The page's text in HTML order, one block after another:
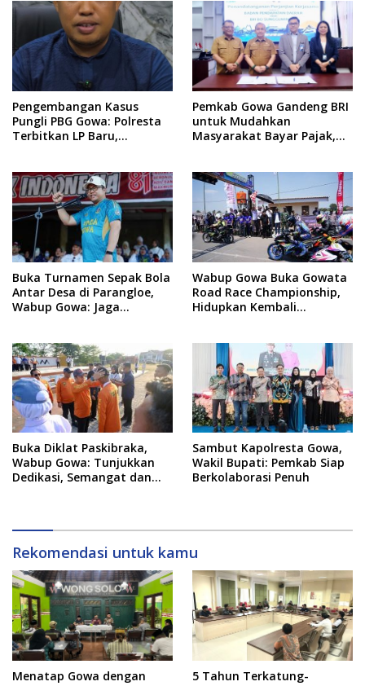
Baru
Pengembangan Kasus
Pungli PBG Gowa: Polresta
Terbitkan LP Baru,
Pemkab Gowa Gandeng BRI
untuk Mudahkan
Masyarakat Bayar Pajak,
Buka Turnamen Sepak Bola
Antar Desa di Parangloe,
Wabup Gowa: Jaga
Wabup Gowa Buka Gowata
Road Race Championship,
Hidupkan Kembali
Buka Diklat Paskibraka,
Wabup Gowa: Tunjukkan
Dedikasi, Semangat dan
Sambut Kapolresta Gowa,
Wakil Bupati: Pemkab Siap
Berkolaborasi Penuh
Rekomendasi untuk kamu
Menatap Gowa dengan
5 Tahun Terkatung-